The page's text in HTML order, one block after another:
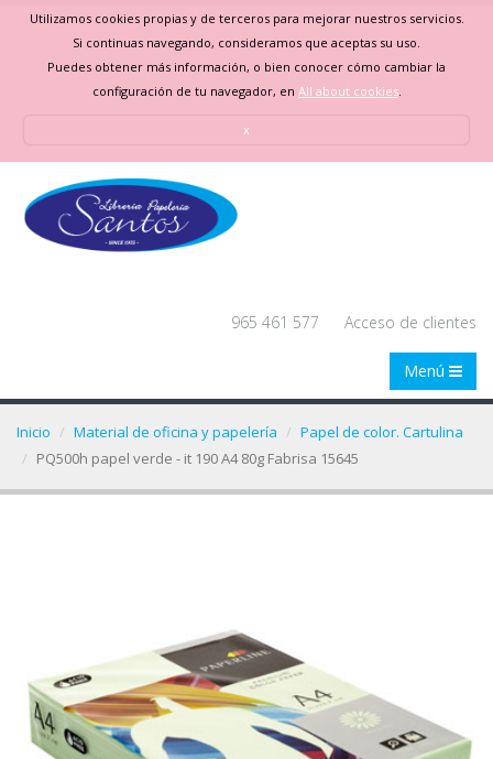
Utilizamos cookies propias y de terceros para mejorar nuestros servicios.
Si continuas navegando, consideramos que aceptas su uso.
Puedes obtener más información, o bien conocer cómo cambiar la
configuración de tu navegador, en All about cookies.
x
965 461 577 Acceso de clientes
Menú
Inicio Material de oficina y papelería
Papel de color. Cartulina
PQ500h papel verde - it 190 A4 80g Fabrisa 15645